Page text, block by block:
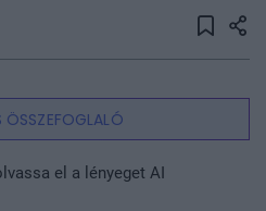
ÖSSZEFOGLALÓ
el a lényeget AI